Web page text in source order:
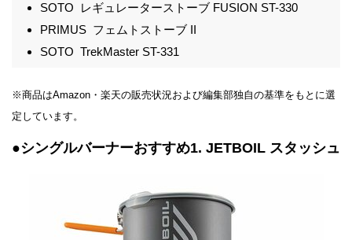
SOTO レギュレーターストーブ FUSION ST-330
PRIMUS フェムトストーブ II
SOTO TrekMaster ST-331
※商品はAmazon・楽天の販売状況および編集部独自の基準をもとに選
定しています。
●シングルバーナーおすすめ1. JETBOIL スタッシュ